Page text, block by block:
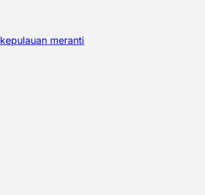
kepulauan meranti